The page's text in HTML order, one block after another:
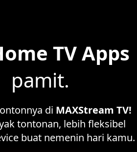
TV Apps
pamit.
di MAXStream TV!
tontonan, lebih fleksibel
buat nemenin hari kamu.